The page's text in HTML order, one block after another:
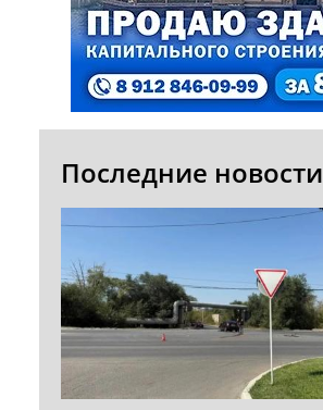
Последние новости